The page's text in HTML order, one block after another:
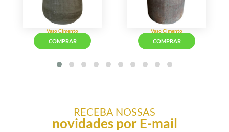
RECEBA NOSSAS
novidades por E-mail